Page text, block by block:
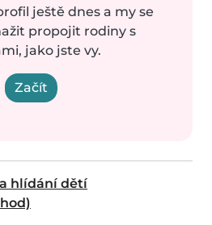
ještě dnes a my se
propojit rodiny s
jako jste vy.
Začít
hlídání dětí